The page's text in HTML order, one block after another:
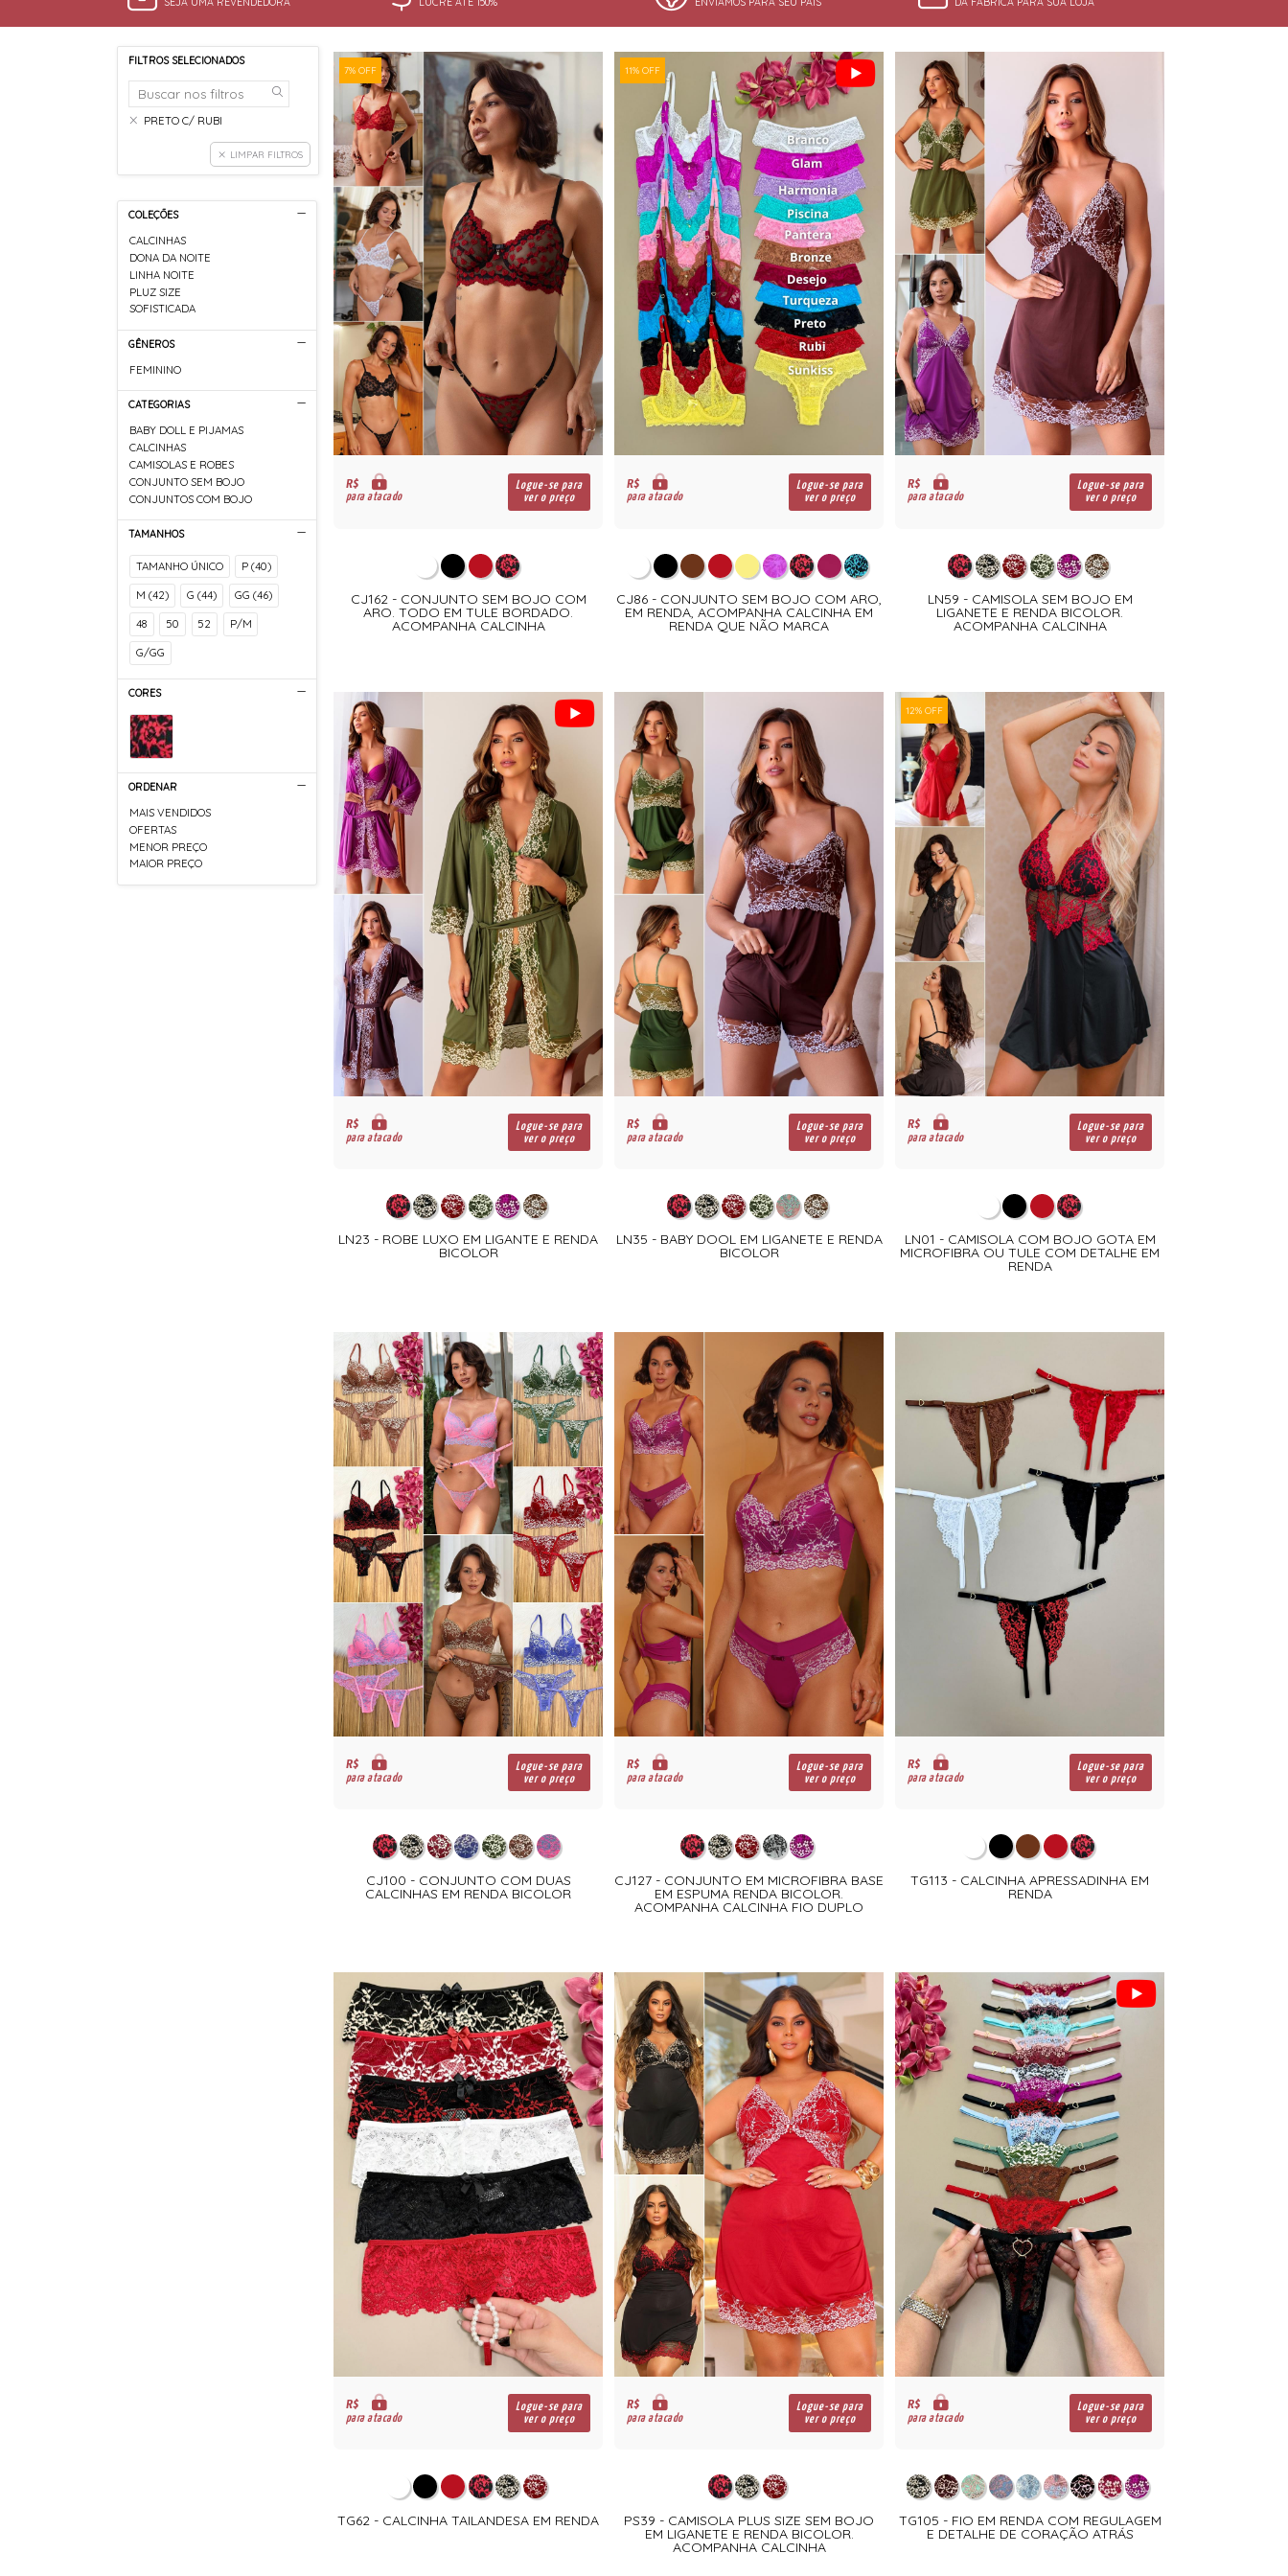
FILTROS SELECIONADOS
PRETO C/ RUBI
LIMPAR FILTROS
COLEÇÕES
CALCINHAS
DONA DA NOITE
LINHA NOITE
PLUZ SIZE
SOFISTICADA
GÊNEROS
FEMININO
CATEGORIAS
BABY DOLL E PIJAMAS
CALCINHAS
CAMISOLAS E ROBES
CONJUNTO SEM BOJO
CONJUNTOS COM BOJO
TAMANHOS
TAMANHO ÚNICO P (40)
M (42) G (44) GG (46)
48 50 52 P/M
G/GG
CORES
ORDENAR
MAIS VENDIDOS
OFERTAS
MENOR PREÇO
MAIOR PREÇO
7% OFF
R$
para atacado
Logue-se para
ver o preço
CJ162 - CONJUNTO SEM BOJO COM
ARO. TODO EM TULE BORDADO.
ACOMPANHA CALCINHA
11% OFF
R$
para atacado
Logue-se para
ver o preço
CJ86 - CONJUNTO SEM BOJO COM ARO,
EM RENDA, ACOMPANHA CALCINHA EM
RENDA QUE NÃO MARCA
R$
para atacado
Logue-se para
ver o preço
LN59 - CAMISOLA SEM BOJO EM
LIGANETE E RENDA BICOLOR.
ACOMPANHA CALCINHA
R$
para atacado
Logue-se para
ver o preço
LN23 - ROBE LUXO EM LIGANTE E RENDA
BICOLOR
R$
para atacado
Logue-se para
ver o preço
LN35 - BABY DOOL EM LIGANETE E RENDA
BICOLOR
12% OFF
R$
para atacado
Logue-se para
ver o preço
LN01 - CAMISOLA COM BOJO GOTA EM
MICROFIBRA OU TULE COM DETALHE EM
RENDA
R$
para atacado
Logue-se para
ver o preço
CJ100 - CONJUNTO COM DUAS
CALCINHAS EM RENDA BICOLOR
R$
para atacado
Logue-se para
ver o preço
CJ127 - CONJUNTO EM MICROFIBRA BASE
EM ESPUMA RENDA BICOLOR.
ACOMPANHA CALCINHA FIO DUPLO
R$
para atacado
Logue-se para
ver o preço
TG113 - CALCINHA APRESSADINHA EM
RENDA
R$
para atacado
Logue-se para
ver o preço
TG62 - CALCINHA TAILANDESA EM RENDA
R$
para atacado
Logue-se para
ver o preço
PS39 - CAMISOLA PLUS SIZE SEM BOJO
EM LIGANETE E RENDA BICOLOR.
ACOMPANHA CALCINHA
R$
para atacado
Logue-se para
ver o preço
TG105 - FIO EM RENDA COM REGULAGEM
E DETALHE DE CORAÇÃO ATRÁS